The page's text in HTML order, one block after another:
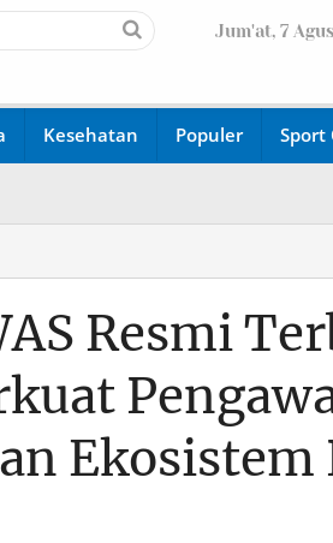
Jum'at, 7
Kesehatan Populer Sport
Resmi
Ekosistem